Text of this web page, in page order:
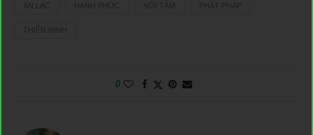
AN LẠC HẠNH PHÚC NỘI TÂM PHẬT PHÁP
THIỀN ĐỊNH
0